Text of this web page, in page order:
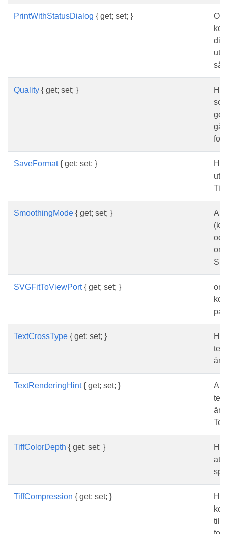
PrintWithStatusDialog { get; set; }
Quality { get; set; }
SaveFormat{ get; set; }
SmoothingMode { get; set; }
SVGFitToViewPort{ get; set; }
om
TextCrossType { get; set; }
än
TextRenderingHint{ get; set; }
är
TiffColorDepth { get; set; }
att
TiffCompression { get; set; }